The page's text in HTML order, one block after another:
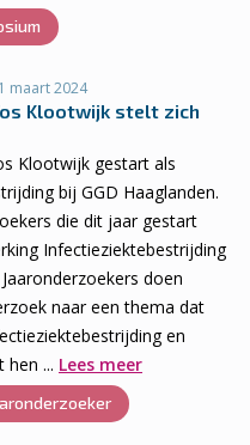
maart 2024
Klootwijk stelt zich
Klootwijk gestart als
bij GGD Haaglanden.
die dit jaar gestart
Infectieziektebestrijding
doen
naar een thema dat
en
hen ... Lees meer